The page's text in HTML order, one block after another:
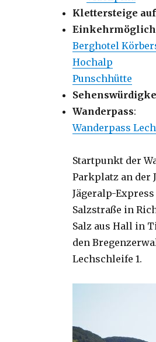
Klettersteige
Berghotel
Hochalp
Punschhütte
Wanderpass:
Wanderpass
Startpunkt der
Parkplatz an der
Jägeralp-
Salzstraße in
Salz aus Hall in
den
Lechschleife 1.